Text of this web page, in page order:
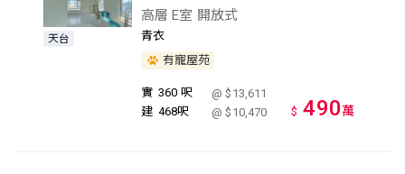
天台
高層 E室 開放式
青衣
有寵屋苑
實 360 呎
@ $13,611
建 468呎 @ $10,470 $ 490萬